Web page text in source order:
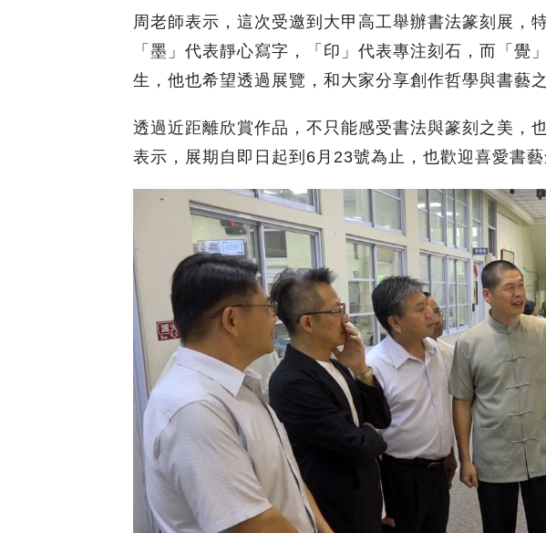
周老師表示，這次受邀到大甲高工舉辦書法篆刻展，
「墨」代表靜心寫字，「印」代表專注刻石，而「覺
生，他也希望透過展覽，和大家分享創作哲學與書藝之
透過近距離欣賞作品，不只能感受書法與篆刻之美，
表示，展期自即日起到6月23號為止，也歡迎喜愛書